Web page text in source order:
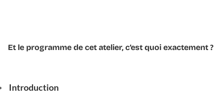
Et le programme de cet atelier, c’est quoi exactement ?
Introduction